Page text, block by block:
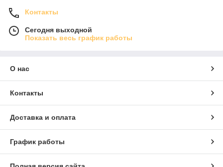
Контакты
Сегодня выходной
Показать весь график работы
О нас
Контакты
Доставка и оплата
График работы